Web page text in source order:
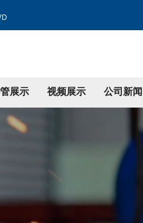
展示 视频展示 公司新闻